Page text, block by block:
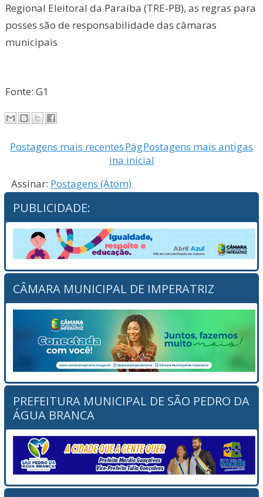
Regional Eleitoral da Paraíba (TRE-PB), as regras para
posses são de responsabilidade das câmaras
municipais
Fonte: G1
Postagens mais recentes Postagens mais antigas
Pág
ina inicial
Assinar: Postagens (Atom)
PUBLICIDADE:
CÂMARA MUNICIPAL DE IMPERATRIZ
PREFEITURA MUNICIPAL DE SÃO PEDRO DA
ÁGUA BRANCA